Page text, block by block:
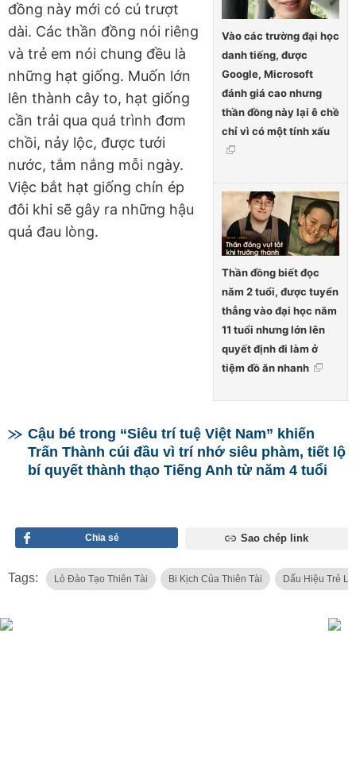
Vào các trường đại học
danh tiếng, được
Google, Microsoft
đánh giá cao nhưng
thần đồng này lại ê chề
chỉ vì có một tính xấu
Thần đồng biết đọc
năm 2 tuổi, được tuyển
thẳng vào đại học năm
11 tuổi nhưng lớn lên
quyết định đi làm ở
tiệm đồ ăn nhanh
đồng này mới có cú trượt
dài. Các thần đồng nói riêng
và trẻ em nói chung đều là
những hạt giống. Muốn lớn
lên thành cây to, hạt giống
cần trải qua quá trình đơm
chồi, nảy lộc, được tưới
nước, tắm nắng mỗi ngày.
Việc bắt hạt giống chín ép
đôi khi sẽ gây ra những hậu
quả đau lòng.
Cậu bé trong “Siêu trí tuệ Việt Nam” khiến
Trấn Thành cúi đầu vì trí nhớ siêu phàm, tiết lộ
bí quyết thành thạo Tiếng Anh từ năm 4 tuổi
Chia sẻ Sao chép link
Tags: Lò Đào Tạo Thiên Tài Bi Kịch Của Thiên Tài Dấu Hiệu Trẻ